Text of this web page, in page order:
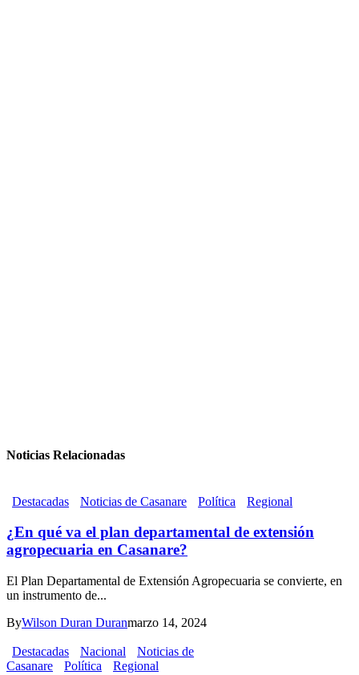
Noticias Relacionadas
Destacadas Noticias de Casanare Política Regional
¿En qué va el plan departamental de extensión
agropecuaria en Casanare?
El Plan Departamental de Extensión Agropecuaria se convierte, en
un instrumento de...
ByWilson Duran Duranmarzo 14, 2024
Destacadas Nacional
Noticias de
Casanare
Política Regional